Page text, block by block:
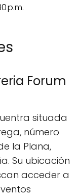
p.m.
Forum
situada
número
la Plana,
Su ubicación
acceder a